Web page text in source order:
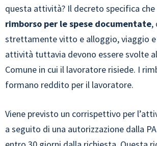
questa attività? Il decreto specifica
rimborso per le spese documentate,
strettamente vitto e alloggio, viaggio
attività tuttavia devono essere svolte
Comune in cui il lavoratore risiede. I
formano reddito per il lavoratore.
Viene previsto un corrispettivo per
a seguito di una autorizzazione dalla